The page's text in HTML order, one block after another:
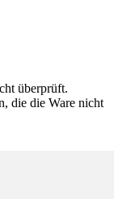
überprüft.
die die Ware nicht